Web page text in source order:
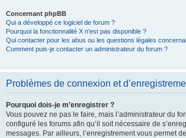
Concernant phpBB
Qui a développé ce logiciel de forum ?
Pourquoi la fonctionnalité X n’est pas disponible ?
Qui contacter pour les abus ou les questions légales
Comment puis-je contacter un administrateur du forum ?
Problèmes de connexion et
Pourquoi dois-je m’enregistrer ?
Vous pouvez ne pas le faire, mais l’administrateur du
configuré les forums afin qu’il soit nécessaire de
messages. Par ailleurs, l’enregistrement vous permet